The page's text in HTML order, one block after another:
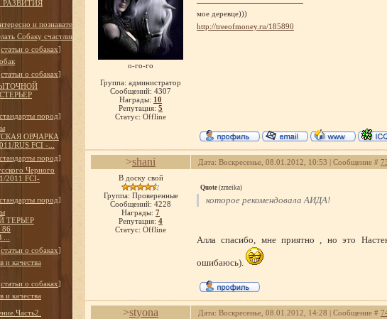
и познавательно
Собаку счастливой
статьи о собаках]
статьи о собаках]
стандарты пород]
ОВЧАРКА
RUS FCI -...
стандарты пород]
Черного
2011 FCI-
стандарты пород]
ТЕРЬЕР
статьи о собаках]
и качества
статьи о собаках]
и качества
о-го-го
Группа: администратор
Сообщений: 4307
Награды: 10
Репутация: 5
Статус: Offline
мое деревце)))
http://treeofmoney.ru/185890
>shani Дата: Воскресенье, 08.01.2012, 10:53 | Сообщение #
В доску свой
Группа: Проверенные
Сообщений: 4228
Награды: 7
Репутация: 4
Статус: Offline
Quote (zmeika)
которое рекомендовала АИДА!
Алла спасибо, мне приятно , но это
ошибаюсь).
>styona Дата: Воскресенье, 08.01.2012, 14:28 | Сообщение #